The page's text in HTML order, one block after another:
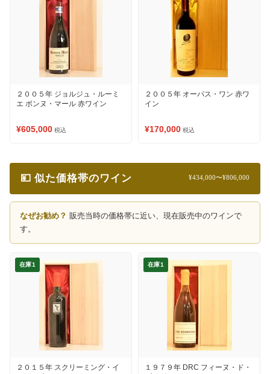
２００５年 ジョルジュ・ルーミ
エ ボンヌ・マール 赤ワイン
¥605,000 税込
２００５年 オーパス・ワン 赤ワ
イン
¥170,000 税込
💴 似た価格帯のワイン ¥434,000〜¥806,000
なぜお勧め？ 販売当時の価格帯に近い、現在販売中のワインで
す。
在庫1
２０１５年 スクリーミング・イ
在庫1
１９７９年 DRC フィーヌ・ド・